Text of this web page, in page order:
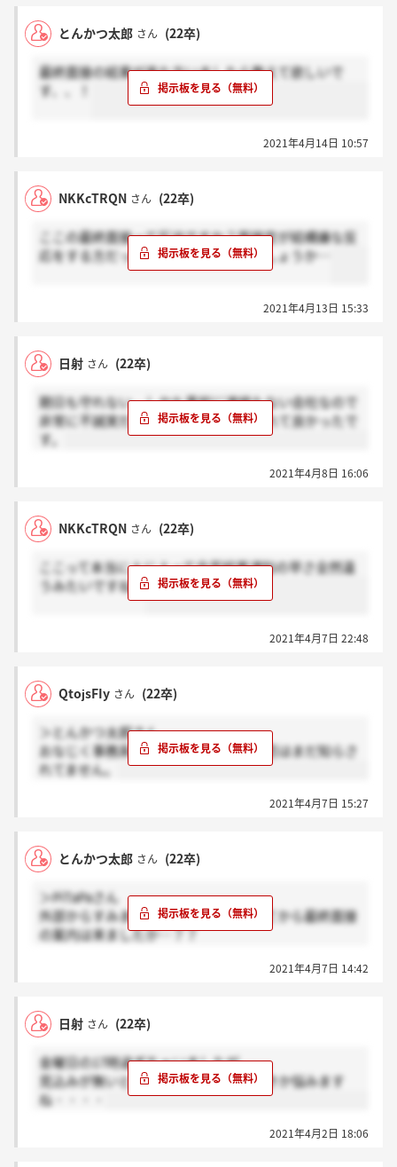
とんかつ太郎 さん (22卒)
最終面接の結果が来た方いましたら教えて欲しいで
す、、！
2021年4月14日 10:57
NKKcTRQN さん (22卒)
ここの最終面接って圧迫ですか？面接官が結構嫌な反
応をする方だったんですが自分だけでしょうか…
2021年4月13日 15:33
日射 さん (22卒)
期日も守れない、しかも事前に連絡もない会社なので
非常に不誠実だと感じました。落とされて良かったで
す。
2021年4月8日 16:06
NKKcTRQN さん (22卒)
ここって本当に人によって合否結果通知の早さ全然違
うみたいですね。
2021年4月7日 22:48
QtojsFIy さん (22卒)
＞とんかつ太郎さん
おなじく事務系で先日受けました。合否はまだ知らさ
れてません。
2021年4月7日 15:27
とんかつ太郎 さん (22卒)
＞PiTaPaさん
外部からすみません！二次面接終わってから最終面接
の案内は来ましたか…？？
2021年4月7日 14:42
日射 さん (22卒)
金曜日の17時過ぎちゃいましたが、、、
見込みが無いと見て次に切り替えるべきか悩みます
ね・・・・
2021年4月2日 18:06